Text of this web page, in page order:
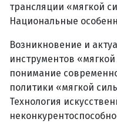
трансляции «мягкой
Национальные
Возникновение и
инструментов
понимание
политики «мягкой
Технология